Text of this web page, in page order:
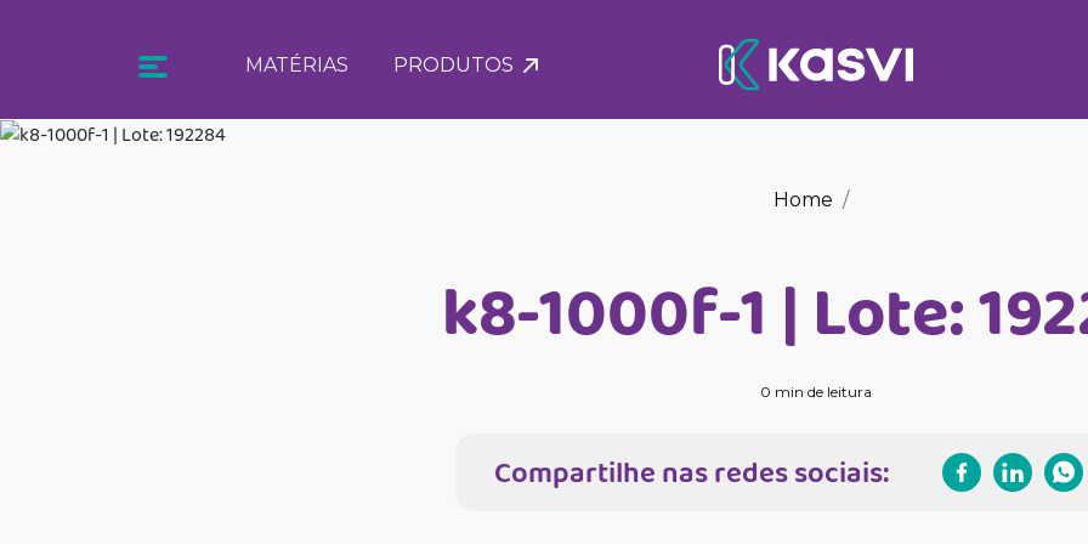
MATÉRIAS PRODUTOS
Home
k8-1000f-1 | Lote:
0 min de leitura
Compartilhe nas redes sociais: